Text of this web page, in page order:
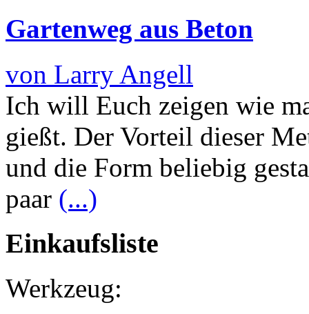
Gartenweg aus Beton
von Larry Angell
Ich will Euch zeigen wie
gießt. Der Vorteil dieser
und die Form beliebig
paar (...)
Einkaufsliste
Werkzeug: